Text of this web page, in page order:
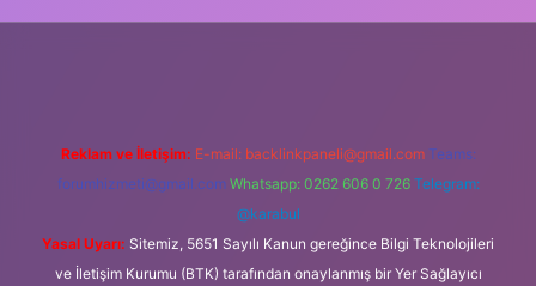
Reklam ve İletişim: E-mail: backlinkpaneli@gmail.com Teams:
forumhizmeti@gmail.com Whatsapp: 0262 606 0 726 Telegram:
@karabul
Yasal Uyarı: Sitemiz, 5651 Sayılı Kanun gereğince Bilgi Teknolojileri
ve İletişim Kurumu (BTK) tarafından onaylanmış bir Yer Sağlayıcı